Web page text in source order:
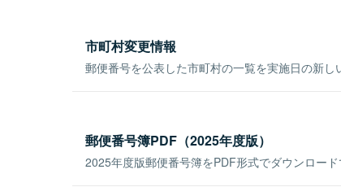
市町村変更情報
郵便番号を公表した市町村の一覧を実施日の新し
郵便番号簿PDF（2025年度版）
2025年度版郵便番号簿をPDF形式でダウンロード